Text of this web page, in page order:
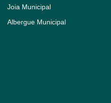
Joia Municipal
Albergue Municipal